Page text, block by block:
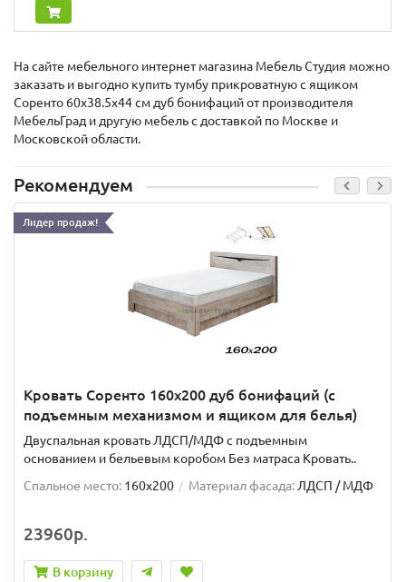
На сайте мебельного интернет магазина Мебель Студия можно
заказать и выгодно купить тумбу прикроватную с ящиком
Соренто 60x38.5x44 см дуб бонифаций от производителя
МебельГрад и другую мебель с доставкой по Москве и
Московской области.
Рекомендуем
Лидер продаж!
Кровать Соренто 160х200 дуб бонифаций (с
подъемным механизмом и ящиком для белья)
Двуспальная кровать ЛДСП/МДФ с подъемным
основанием и бельевым коробом Без матраса Кровать..
Спальное место: 160x200 Материал фасада:ЛДСП / МДФ
23960р.
В корзину